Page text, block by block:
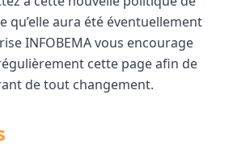
qu’elle aura été éventuellement
INFOBEMA vous encourage
cette page afin de
de tout changement.